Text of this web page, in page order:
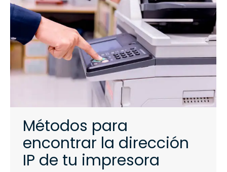
Métodos para
encontrar la dirección
IP de tu impresora